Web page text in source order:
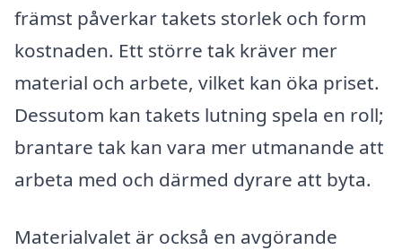
främst påverkar takets storlek och form
kostnaden. Ett större tak kräver mer
material och arbete, vilket kan öka priset.
Dessutom kan takets lutning spela en roll;
brantare tak kan vara mer utmanande att
arbeta med och därmed dyrare att byta.
Materialvalet är också en avgörande